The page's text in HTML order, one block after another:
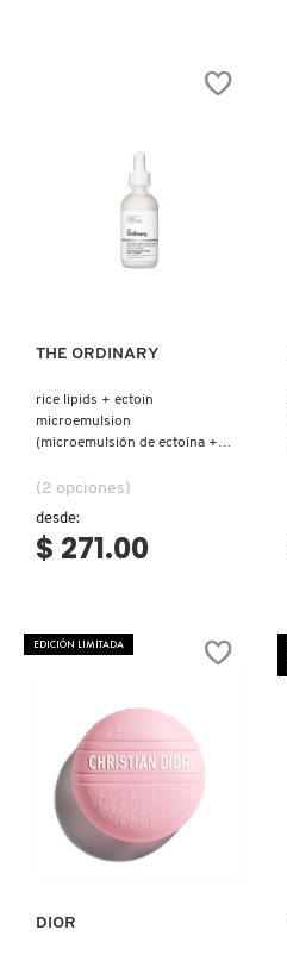
Ver más
THE ORDINARY
rice lipids + ectoin
microemulsion
(microemulsión de ectoína +
(2 opciones)
desde:
$ 271.00
EDICIÓN LIMITADA
Ver más
DIOR